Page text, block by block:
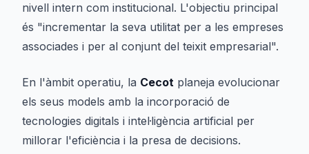
nivell intern com institucional. L'objectiu principal
és "incrementar la seva utilitat per a les empreses
associades i per al conjunt del teixit empresarial".
En l'àmbit operatiu, la Cecot planeja evolucionar
els seus models amb la incorporació de
tecnologies digitals i intel·ligència artificial per
millorar l'eficiència i la presa de decisions.